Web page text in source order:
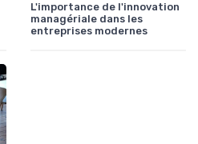
L'importance de l'innovation
managériale dans les
entreprises modernes